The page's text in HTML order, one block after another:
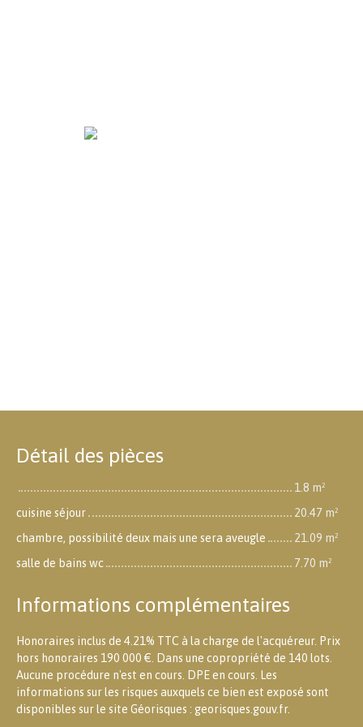
Détail des pièces
1.8 m²
cuisine séjour
20.47 m²
chambre, possibilité deux mais une sera aveugle
21.09 m²
salle de bains wc
7.70 m²
Informations complémentaires
Honoraires inclus de 4.21% TTC à la charge de l'acquéreur. Prix
hors honoraires 190 000 €. Dans une copropriété de 140 lots.
Aucune procédure n'est en cours. DPE en cours. Les
informations sur les risques auxquels ce bien est exposé sont
disponibles sur le site Géorisques : georisques.gouv.fr.